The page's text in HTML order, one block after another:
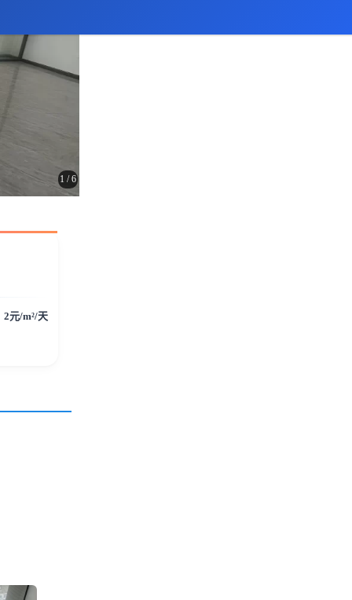
1 /6
2元/m²/天